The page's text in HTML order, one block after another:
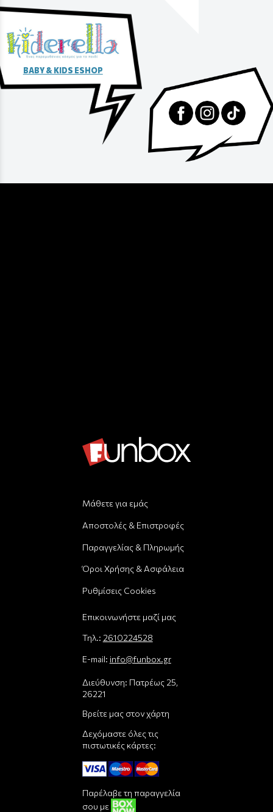
BABY & KIDS ESHOP
Μάθετε για εμάς
Αποστολές & Επιστροφές
Παραγγελίας & Πληρωμής
Όροι Χρήσης & Ασφάλεια
Ρυθμίσεις Cookies
Επικοινωνήστε μαζί μας
Τηλ.: 2610224528
E-mail: info@funbox.gr
Διεύθυνση: Πατρέως 25,
26221
Βρείτε μας στον χάρτη
Δεχόμαστε όλες τις
πιστωτικές κάρτες:
Παρέλαβε τη παραγγελία
σου με